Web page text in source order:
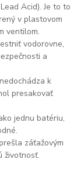
Acid). Je to to
v plastovom
ventilom.
vodorovne,
a
k
presakovať
jednu batériu,
záťažovým
životnosť.